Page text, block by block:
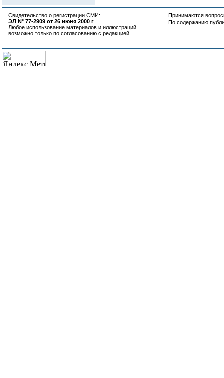
Свидетельство о регистрации СМИ:
ЭЛ N° 77-2909 от 26 июня 2000 г
Любое использование материалов и иллюстраций
возможно только по согласованию с редакцией
Принимаются
По содержанию